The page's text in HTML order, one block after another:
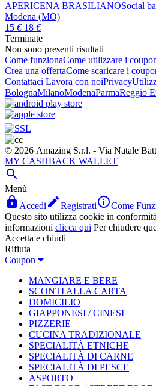
APERICENA BRASILIANOSocial
Modena (MO)
15 € 18 €
Terminate
Non sono presenti risultati
Come funzionaCome utilizzare i
Crea una offertaCome scaricare i
Contattaci Lavora con noiPrivacy
BolognaMilanoModenaParmaReggio
© 2026 Amazing S.r.l. - Via Natale
MY CASHBACK WALLET

Menù
 Accedi RegistratiCome
Questo sito utilizza cookie in
informazioni clicca qui Per chiudere
Accetta e chiudi
Rifiuta
Coupon
MANGIARE E BERE
SCONTI ALLA CARTA
DOMICILIO
GIAPPONESI / CINESI
PIZZERIE
CUCINA TRADIZIONALE
SPECIALITÀ ETNICHE
SPECIALITÀ DI CARNE
SPECIALITÀ DI PESCE
ASPORTO